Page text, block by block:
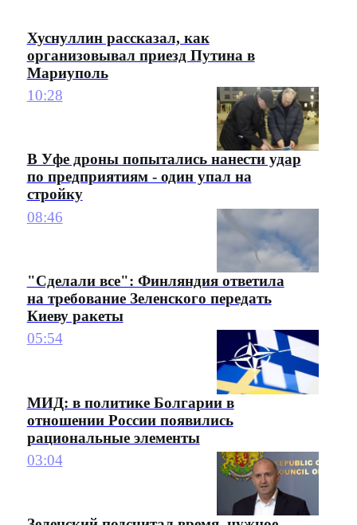
Хуснуллин рассказал, как
организовывал приезд Путина в
Мариуполь
10:28
В Уфе дроны попытались нанести удар
по предприятиям - один упал на
стройку
08:46
"Сделали все": Финляндия ответила
на требование Зеленского передать
Киеву ракеты
05:54
МИД: в политике Болгарии в
отношении России появились
рациональные элементы
03:04